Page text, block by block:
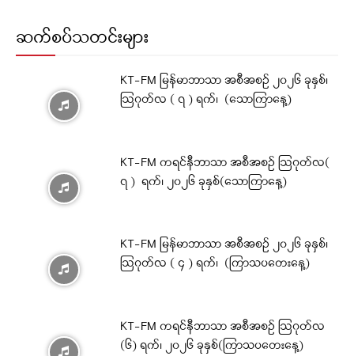
ဆက်စပ်သတင်းများ
KT-FM မြန်မာဘာသာ အစီအစဉ် ၂၀၂၆ ခုနှစ်၊
ဩဂုတ်လ ( ၇ ) ရက်၊ (သောကြာနေ့)
KT-FM ကရင်နီဘာသာ အစီအစဉ် ဩဂုတ်လ(
၇ ) ရက်၊ ၂၀၂၆ ခုနှစ်(သောကြာနေ့)
KT-FM မြန်မာဘာသာ အစီအစဉ် ၂၀၂၆ ခုနှစ်၊
ဩဂုတ်လ ( ၄ ) ရက်၊ (ကြာသပတေးနေ့)
KT-FM ကရင်နီဘာသာ အစီအစဉ် ဩဂုတ်လ
(၆) ရက်၊ ၂၀၂၆ ခုနှစ်(ကြာသပတေးနေ့)